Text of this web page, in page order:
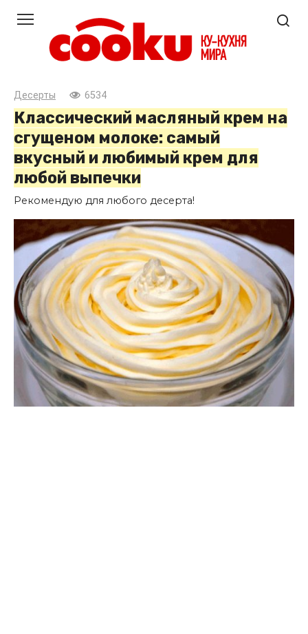
контенту
Десерты 6534
Классический масляный крем на
сгущеном молоке: самый
вкусный и любимый крем для
любой выпечки
Рекомендую для любого десерта!